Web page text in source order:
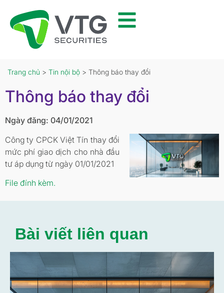
Trang chủ > Tin nội bộ > Thông báo thay đổi
Thông báo thay đổi
Ngày đăng: 04/01/2021
Công ty CPCK Việt Tín thay đổi
mức phí giao dịch cho nhà đầu
tư áp dụng từ ngày 01/01/2021
File đính kèm.
Bài viết liên quan